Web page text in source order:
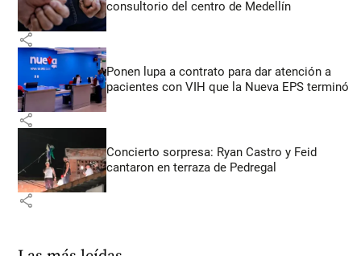
consultorio del centro de Medellín
share
Ponen lupa a contrato para dar atención a
pacientes con VIH que la Nueva EPS terminó
share
Concierto sorpresa: Ryan Castro y Feid
cantaron en terraza de Pedregal
share